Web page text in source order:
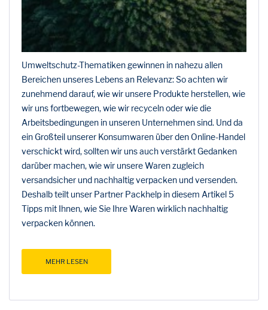
Umweltschutz-Thematiken gewinnen in nahezu allen
Bereichen unseres Lebens an Relevanz: So achten wir
zunehmend darauf, wie wir unsere Produkte herstellen, wie
wir uns fortbewegen, wie wir recyceln oder wie die
Arbeitsbedingungen in unseren Unternehmen sind. Und da
ein Großteil unserer Konsumwaren über den Online-Handel
verschickt wird, sollten wir uns auch verstärkt Gedanken
darüber machen, wie wir unsere Waren zugleich
versandsicher und nachhaltig verpacken und versenden.
Deshalb teilt unser Partner Packhelp in diesem Artikel 5
Tipps mit Ihnen, wie Sie Ihre Waren wirklich nachhaltig
verpacken können.
MEHR LESEN